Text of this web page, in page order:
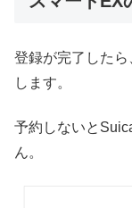
登録が完了した
します。
予約しないと
ん。